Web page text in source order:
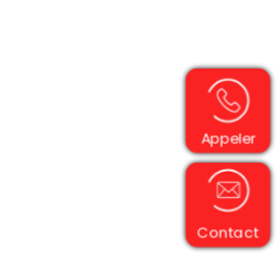
Appeler
Contact